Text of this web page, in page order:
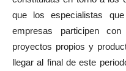
que los especialistas
empresas participen
proyectos propios y
llegar al final de este